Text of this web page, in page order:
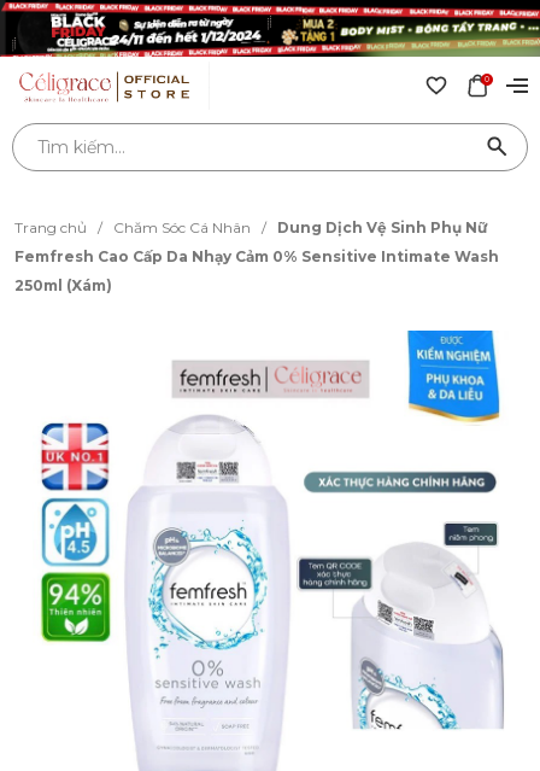
0
Trang chủ / Chăm Sóc Cá Nhân /
Dung Dịch Vệ Sinh Phụ Nữ
Femfresh Cao Cấp Da Nhạy Cảm 0% Sensitive Intimate Wash
250ml (Xám)